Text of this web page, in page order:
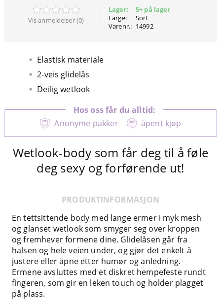
Vis anmeldelser (0)
Lager:
Farge:
Varenr.:
5+ på lager
Sort
14992
Elastisk materiale
2-veis glidelås
Deilig wetlook
Anonyme pakker åpent kjøp
Hos oss får du alltid:
Wetlook-body som får deg til å føle
deg sexy og forførende ut!
PRODUKTINFORMASJON
En tettsittende body med lange ermer i myk mesh
og glanset wetlook som smyger seg over kroppen
og fremhever formene dine. Glidelåsen går fra
halsen og hele veien under, og gjør det enkelt å
justere eller åpne etter humør og anledning.
Ermene avsluttes med et diskret hempefeste rundt
fingeren, som gir en leken touch og holder plagget
på plass.